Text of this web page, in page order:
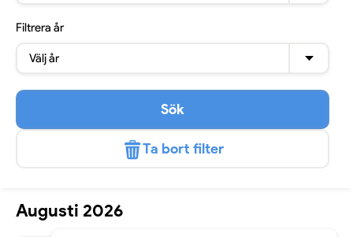
Filtrera år
Välj år
Sök
Ta bort filter
Augusti 2026